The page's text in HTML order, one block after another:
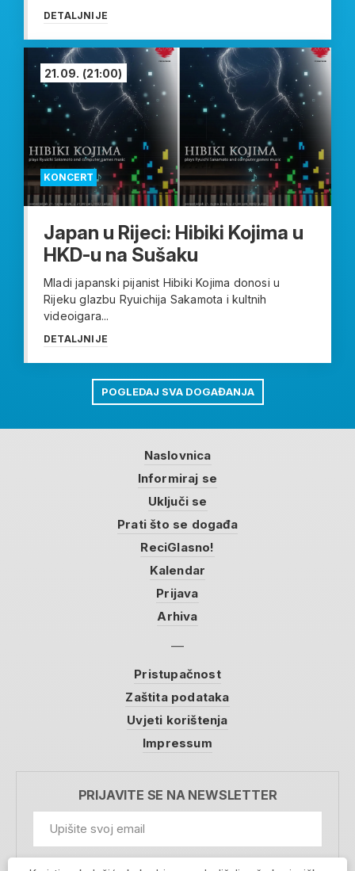
DETALJNIJE
KONCERT
21.09. (21:00)
Japan u Rijeci: Hibiki Kojima u
HKD-u na Sušaku
Mladi japanski pijanist Hibiki Kojima donosi u
Rijeku glazbu Ryuichija Sakamota i kultnih
videoigara...
DETALJNIJE
POGLEDAJ SVA DOGAĐANJA
Naslovnica
Informiraj se
Uključi se
Prati što se događa
ReciGlasno!
Kalendar
Prijava
Arhiva
Pristupačnost
Zaštita podataka
Uvjeti korištenja
Impressum
PRIJAVITE SE NA NEWSLETTER